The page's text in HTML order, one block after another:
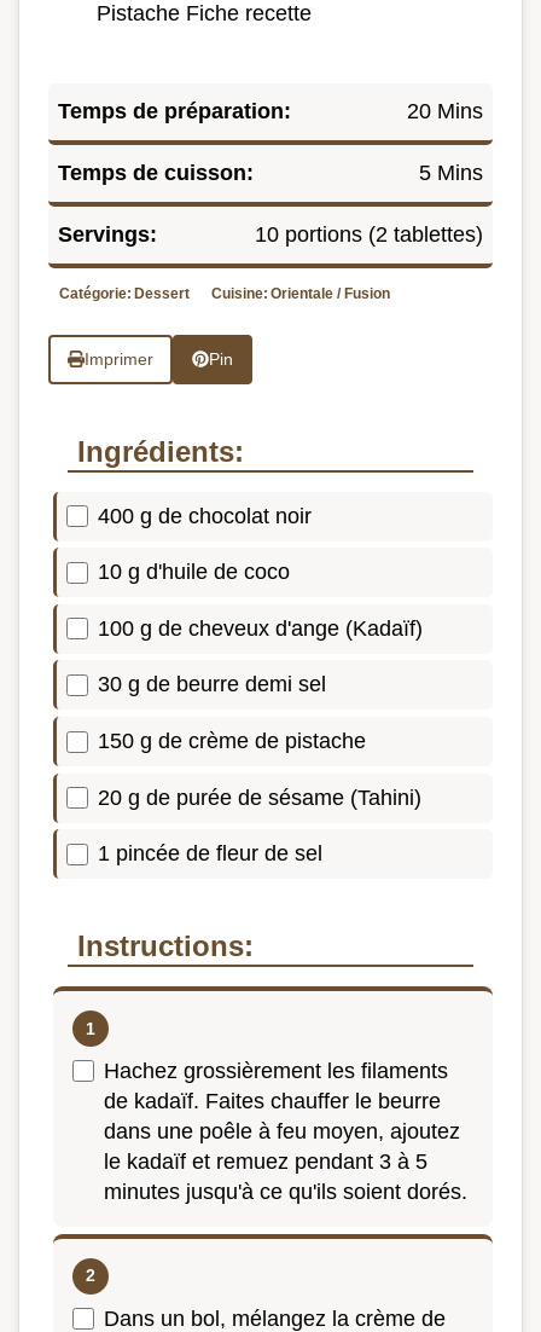
Pistache Fiche recette
Temps de préparation: 20 Mins
Temps de cuisson: 5 Mins
Servings: 10 portions (2 tablettes)
Catégorie: Dessert Cuisine: Orientale / Fusion
Imprimer Pin
Ingrédients:
400 g de chocolat noir
10 g d'huile de coco
100 g de cheveux d'ange (Kadaïf)
30 g de beurre demi sel
150 g de crème de pistache
20 g de purée de sésame (Tahini)
1 pincée de fleur de sel
Instructions:
Hachez grossièrement les filaments
de kadaïf. Faites chauffer le beurre
dans une poêle à feu moyen, ajoutez
le kadaïf et remuez pendant 3 à 5
minutes jusqu'à ce qu'ils soient dorés.
Dans un bol, mélangez la crème de